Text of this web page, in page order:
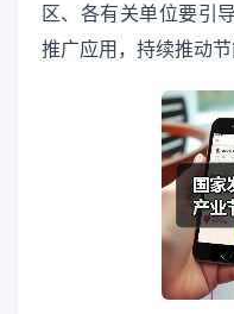
区、各有关单位要引
推广应用，持续推动节